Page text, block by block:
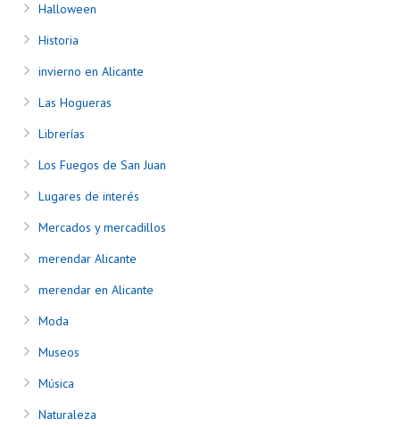
Halloween
Historia
invierno en Alicante
Las Hogueras
Librerías
Los Fuegos de San Juan
Lugares de interés
Mercados y mercadillos
merendar Alicante
merendar en Alicante
Moda
Museos
Música
Naturaleza